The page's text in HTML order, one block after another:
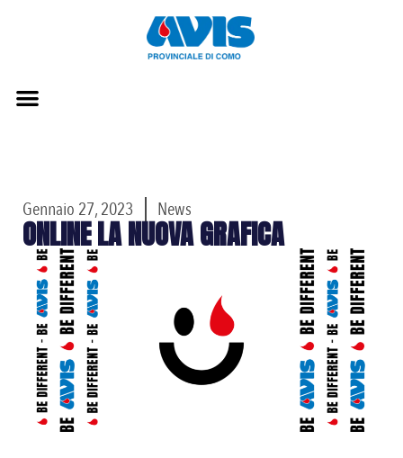
Gennaio 27, 2023 News
ONLINE LA NUOVA GRAFICA